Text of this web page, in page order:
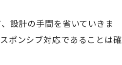
設計の手間を省いていきま
ポンシブ対応であることは確